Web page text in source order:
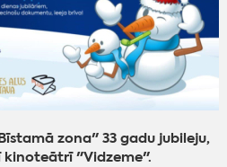
zona" 33 gadu jubileju,
kinoteātrī "Vidzeme".